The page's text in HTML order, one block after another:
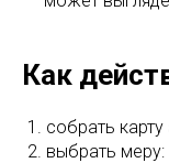
Как
собрать
выбрать